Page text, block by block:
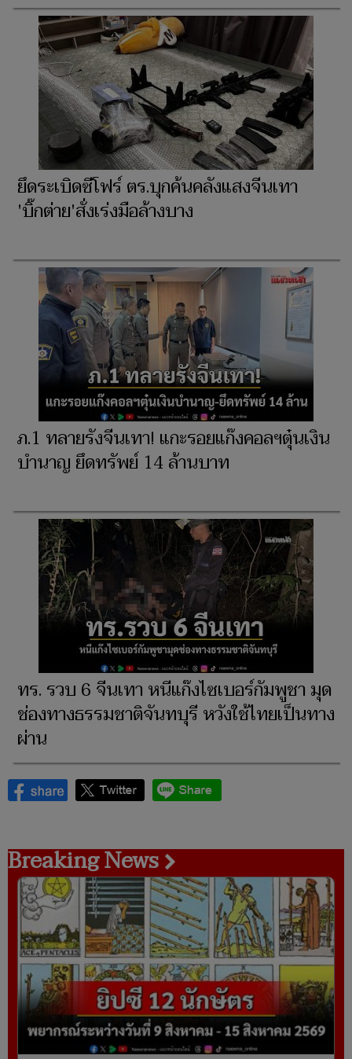
ยึดระเบิดซีโฟร์ ตร.บุกค้นคลังแสงจีนเทา
'บิ๊กต่าย'สั่งเร่งมือล้างบาง
ภ.1 ทลายรังจีนเทา! แกะรอยแก๊งคอลฯตุ๋นเงิน
บำนาญ ยึดทรัพย์ 14 ล้านบาท
ทร. รวบ 6 จีนเทา หนีแก๊งไซเบอร์กัมพูชา มุด
ช่องทางธรรมชาติจันทบุรี หวังใช้ไทยเป็นทาง
ผ่าน
Breaking News